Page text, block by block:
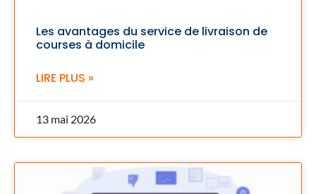
Les avantages du service de livraison de
courses à domicile
LIRE PLUS »
13 mai 2026